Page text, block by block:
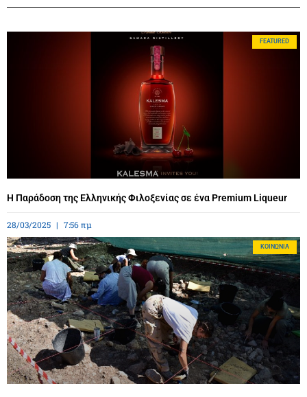
FEATURED
Η Παράδοση της Ελληνικής Φιλοξενίας σε ένα Premium Liqueur
28/03/2025 7:56 πμ
ΚΟΙΝΩΝΊΑ